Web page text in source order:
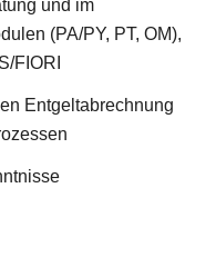
und im
(PA/PY, PT, OM),
FIORI
Entgeltabrechnung